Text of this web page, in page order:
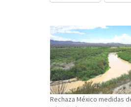
Rechaza México medidas